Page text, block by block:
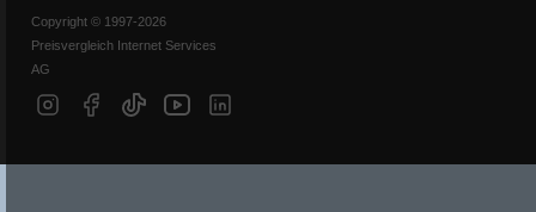
Copyright © 1997-2026
Preisvergleich Internet Services
AG